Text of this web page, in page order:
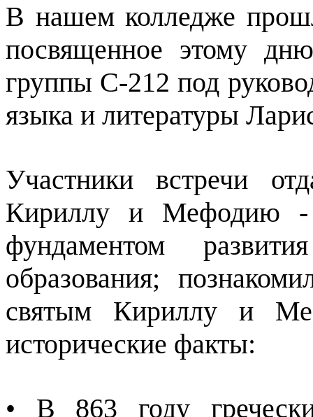
В нашем колледже
посвященное этому
группы С-212 под
языка и литературы
Участники встречи
Кириллу и Мефодию -
фундаментом
образования;
святым Кириллу и
исторические факты:
• В 863 году